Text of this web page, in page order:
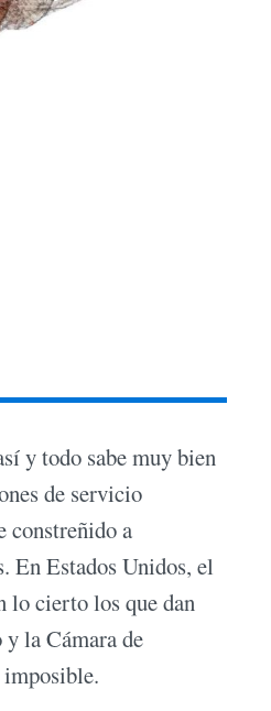
y todo sabe muy bien
de servicio
constreñido a
En Estados Unidos, el
lo cierto los que dan
y la Cámara de
imposible.